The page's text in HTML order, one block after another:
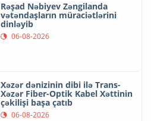
Rəşad Nəbiyev Zəngilanda
vətəndaşların müraciətlərini
dinləyib
06-08-2026
Xəzər dənizinin dibi ilə Trans-
Xəzər Fiber-Optik Kabel Xəttinin
çəkilişi başa çatıb
06-08-2026